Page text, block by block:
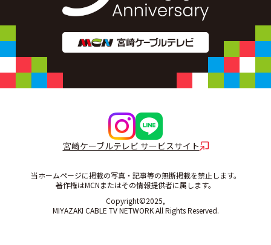
宮崎ケーブルテレビ サービスサイト
当ホームページに掲載の写真・記事等の無断掲載を禁止します。
著作権はMCNまたはその情報提供者に属します。
Copyright©2025,
MIYAZAKI CABLE TV NETWORK All Rights Reserved.